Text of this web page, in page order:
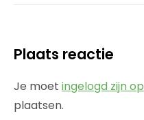
Plaats reactie
Je moet ingelogd zijn op
plaatsen.